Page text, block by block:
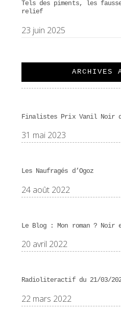
Tels des piments, les
relief
23 juin 2025
ARCHIVES
Finalistes Prix Vanil Noir
31 mai 2023
Les Naufragés d’Ogoz
24 août 2022
Le Blog : Mon roman ?
20 avril 2022
Radioliteractif du 21/03/
22 mars 2022